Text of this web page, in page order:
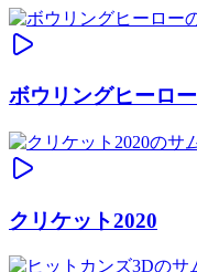
ボウリングヒーロー
クリケット2020